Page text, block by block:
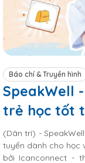
Báo chí & Truyền hình
SpeakWell
trẻ học tốt
còn nhỏ
(Dân trí) -
tuyến dành cho học
bởi Icanconnect -